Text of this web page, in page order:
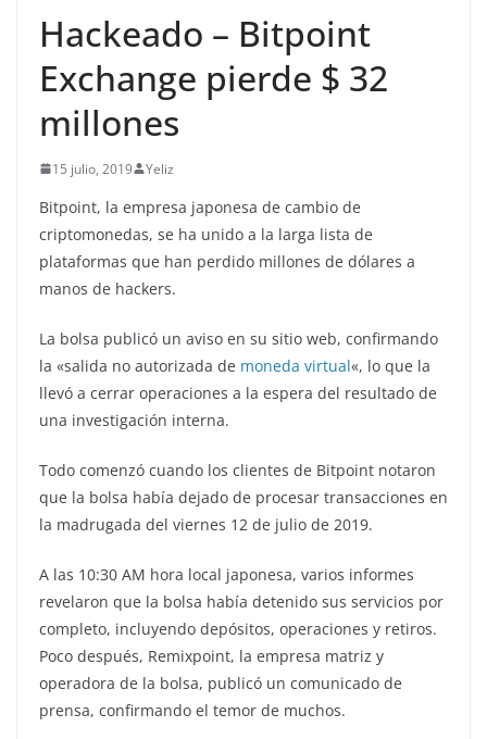
Hackeado – Bitpoint
Exchange pierde $ 32
millones
15 julio, 2019 Yeliz
Bitpoint, la empresa japonesa de cambio de
criptomonedas, se ha unido a la larga lista de
plataformas que han perdido millones de dólares a
manos de hackers.
La bolsa publicó un aviso en su sitio web, confirmando
la «salida no autorizada de moneda virtual«, lo que la
llevó a cerrar operaciones a la espera del resultado de
una investigación interna.
Todo comenzó cuando los clientes de Bitpoint notaron
que la bolsa había dejado de procesar transacciones en
la madrugada del viernes 12 de julio de 2019.
A las 10:30 AM hora local japonesa, varios informes
revelaron que la bolsa había detenido sus servicios por
completo, incluyendo depósitos, operaciones y retiros.
Poco después, Remixpoint, la empresa matriz y
operadora de la bolsa, publicó un comunicado de
prensa, confirmando el temor de muchos.